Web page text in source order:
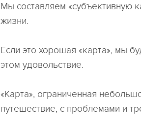
Мы составляем «субъективную
жизни.
Если это хорошая «карта», мы
этом удовольствие.
«Карта», ограниченная
путешествие, с проблемами и